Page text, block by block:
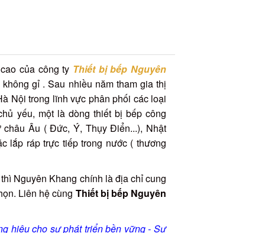
của công ty Thiết bị bếp Nguyên
gỉ . Sau nhiều năm tham gia thị
Nội trong lĩnh vực phân phối các loại
yếu, một là dòng thiết bị bếp công
Âu ( Đức, Ý, Thụy Điển...), Nhật
lắp ráp trực tiếp trong nước ( thương
Nguyên Khang chính là địa chỉ cung
Liên hệ cùng Thiết bị bếp Nguyên
hiệu cho sự phát triển bền vững - Sự